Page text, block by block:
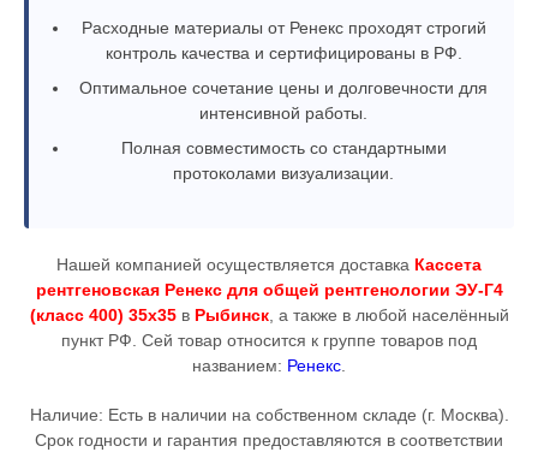
Расходные материалы от Ренекс проходят строгий
контроль качества и сертифицированы в РФ.
Оптимальное сочетание цены и долговечности для
интенсивной работы.
Полная совместимость со стандартными
протоколами визуализации.
Нашей компанией осуществляется доставка Кассета
рентгеновская Ренекс для общей рентгенологии ЭУ-Г4
(класс 400) 35х35в Рыбинск, а также в любой населённый
пункт РФ. Сей товар относится к группе товаров под
названием: Ренекс
Наличие: Есть в наличии на собственном складе (г. Москва).
Срок годности и гарантия предоставляются в соответствии